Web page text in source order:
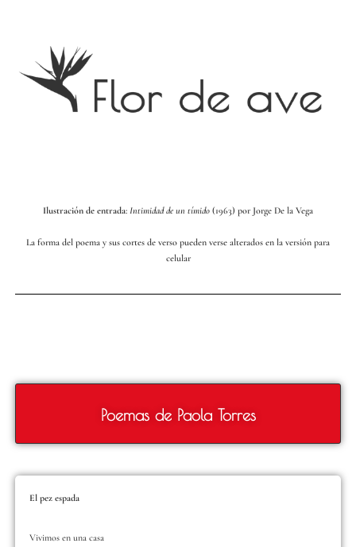
Ilustración de entrada: Intimidad de un tímido (1963) por Jorge De la Vega
La forma del poema y sus cortes de verso pueden verse alterados en la versión para
celular
Poemas de Paola Torres
El pez espada
Vivimos en una casa